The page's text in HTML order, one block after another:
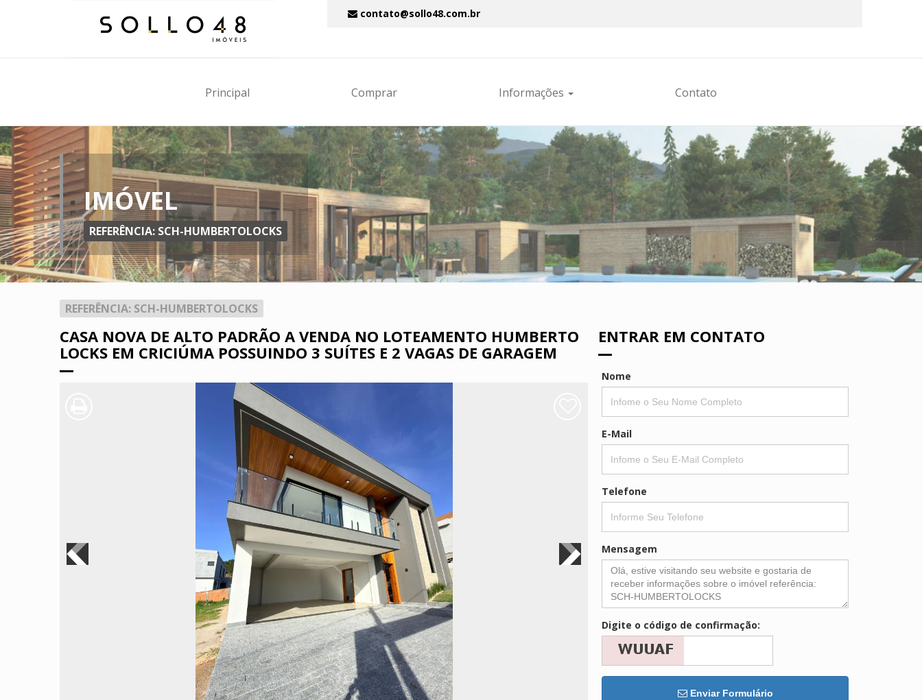
contato@sollo48.com.br
Principal Comprar Informações Contato
IMÓVEL
REFERÊNCIA: SCH-HUMBERTOLOCKS
REFERÊNCIA: SCH-HUMBERTOLOCKS
CASA NOVA DE ALTO PADRÃO A VENDA NO LOTEAMENTO HUMBERTO
LOCKS EM CRICIÚMA POSSUINDO 3 SUÍTES E 2 VAGAS DE GARAGEM
ENTRAR EM CONTATO
Nome
E-Mail
Telefone
Mensagem
Digite o código de confirmação:
Enviar Formulário